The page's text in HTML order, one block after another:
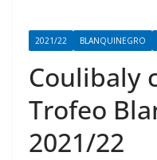
2021/22 BLANQUINEGRO
Coulibaly
Trofeo
2021/22